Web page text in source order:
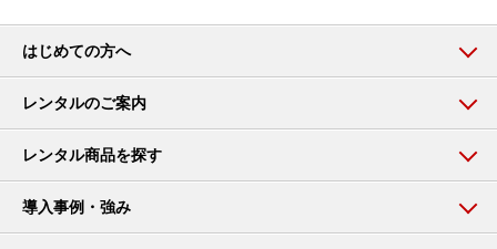
はじめての方へ
レンタルのご案内
レンタル商品を探す
導入事例・強み